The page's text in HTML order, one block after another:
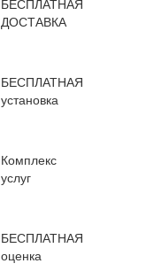
БЕСПЛАТНАЯ
ДОСТАВКА
БЕСПЛАТНАЯ
установка
Комплекс
услуг
БЕСПЛАТНАЯ
оценка